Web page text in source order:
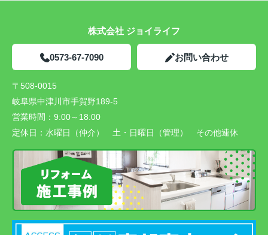
株式会社 ジョイライフ
0573-67-7090 お問い合わせ
〒508-0015
岐阜県中津川市手賀野189-5
営業時間： 9:00～18:00
定休日： 水曜日（仲介） 土・日曜日（管理） その他連休